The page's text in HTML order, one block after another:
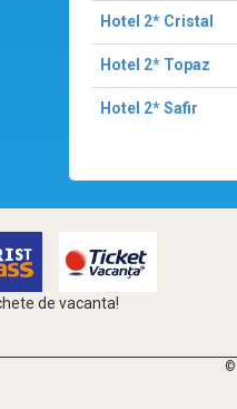
Hotel 2* Cristal
Hotel 2* Topaz
Hotel 2* Safir
de vacanta!
©